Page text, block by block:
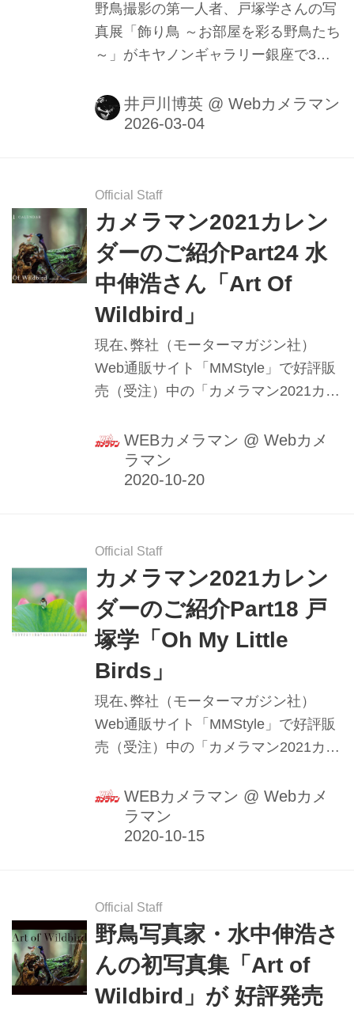
野鳥撮影の第一人者、戸塚学さんの写
真展「飾り鳥 ～お部屋を彩る野鳥たち
～」がキヤノンギャラリー銀座で3月3
中。キヤノンギャラリー大阪でも4月
14日（火）～4月25日（土）に開催予
井戸川博英 @ Webカメラマン
Official Staff
カメラマン2021カレン
ダーのご紹介Part24 水
中伸浩さん「Art Of
Wildbird」
現在､弊社（モーターマガジン社）
Web通販サイト「MMStyle」で好評販
売（受注）中の「カメラマン2021カレ
の掲載作品（一部）を順次ご紹介して
いきます。Part24は野鳥の生態をじっ
くりと観察し､自然の豊かさを表現す
WEBカメラマン @ Webカメ
ラマン
Official Staff
カメラマン2021カレン
ダーのご紹介Part18 戸
塚学「Oh My Little
Birds」
現在､弊社（モーターマガジン社）
Web通販サイト「MMStyle」で好評販
売（受注）中の「カメラマン2021カレ
の掲載作品（一部）を順次ご紹介して
いきます。Part18は野鳥撮影の第一人
者､戸塚学さんです｡
WEBカメラマン @ Webカメ
ラマン
Official Staff
野鳥写真家・水中伸浩さ
んの初写真集「Art of
Wildbird」が 好評発売